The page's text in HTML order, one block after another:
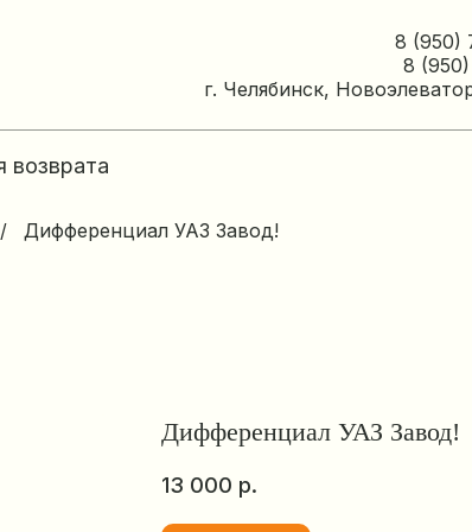
8 (950)
8
г. Челябинск,
возврата
/ Дифференциал УАЗ Завод!
Дифференциал УАЗ Завод!
13 000 р.